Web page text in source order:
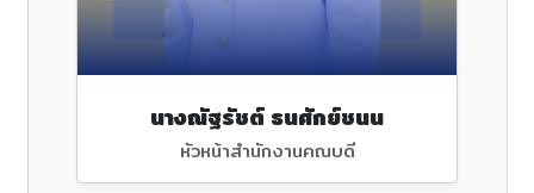
นางณัฐรัชต์ ธนศักย์ชนน
หัวหน้าสำนักงานคณบดี